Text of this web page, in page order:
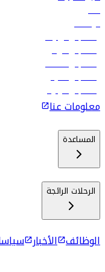
فنادق
الوظائف
رحلات إلى تبيليسي
رحلات إلى الرياض
رحلات إلى مسقط
رحلات إلى ماليه
رحلات إلى كولومبو
معلومات عنا
المساعدة
الرحلات الرائجة
الوظائف الأخبار